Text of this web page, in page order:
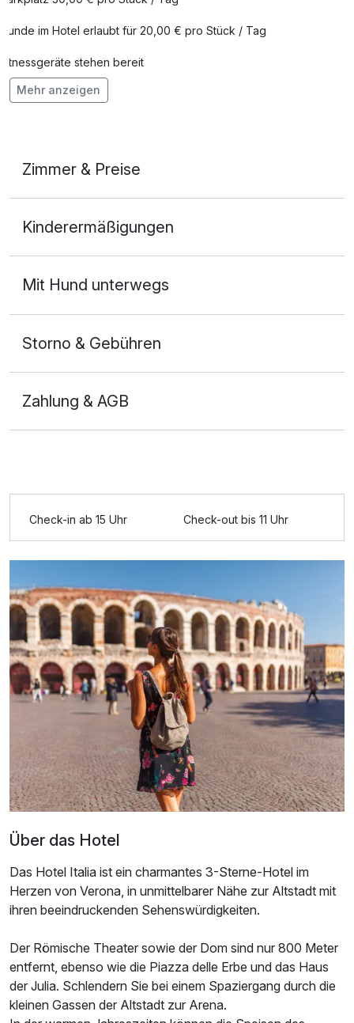
Hunde im Hotel erlaubt für 20,00 € pro Stück / Tag
Fitnessgeräte stehen bereit
Kostenloses W-LAN
Mehr anzeigen
Zimmer & Preise
2 Erwachsene
Doppelzimmer Superior
2 Erwachsene
Ausstattung
Kinderermäßigungen
Mit Hund unterwegs
Storno & Gebühren
Zahlung & AGB
Check-in ab 15 Uhr Check-out bis 11 Uhr
Über das Hotel
Das Hotel Italia ist ein charmantes 3-Sterne-Hotel im
Herzen von Verona, in unmittelbarer Nähe zur Altstadt mit
ihren beeindruckenden Sehenswürdigkeiten.
Der Römische Theater sowie der Dom sind nur 800 Meter
entfernt, ebenso wie die Piazza delle Erbe und das Haus
der Julia. Schlendern Sie bei einem Spaziergang durch die
kleinen Gassen der Altstadt zur Arena.